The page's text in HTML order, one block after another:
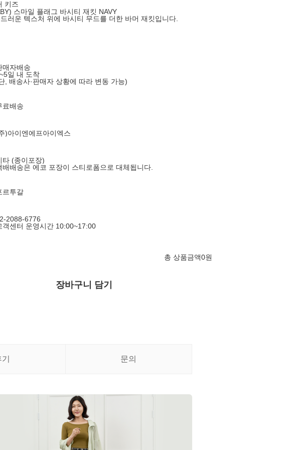
키즈
스마일 플래그 바시티 재킷 NAVY
러운 텍스처 위에 바시티 무드를 더한 바머 재킷입니다.
매자배송
일 내 도착
, 배송사·판매자 상황에 따라 변동 가능)
료배송
)아이엔에프아이엑스
타 (종이포장)
배배송은 에코 포장이 스티로폼으로 대체됩니다.
르투갈
2088-6776
객센터 운영시간 10:00~17:00
총 상품금액0원
장바구니 담기
문의